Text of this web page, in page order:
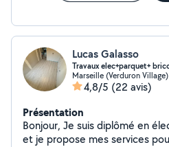
Lucas Galasso
Travaux elec+parquet+
Marseille (Verduron Village)
4,8/5 (22 avis)
Présentation
Bonjour, Je suis diplômé en électrotechnique (bac pro)
et je propose mes services